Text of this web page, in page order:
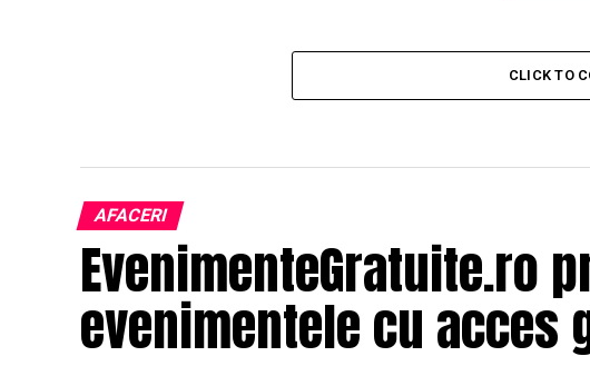
CLICK TO
AFACERI
EvenimenteGratuite.ro
evenimentele cu acces